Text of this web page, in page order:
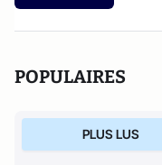
POPULAIRES
PLUS LUS